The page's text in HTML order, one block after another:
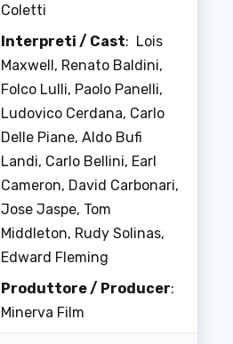
Coletti
Interpreti / Cast: Lois
Maxwell, Renato Baldini,
Folco Lulli, Paolo Panelli,
Ludovico Cerdana, Carlo
Delle Piane, Aldo Bufi
Landi, Carlo Bellini, Earl
Cameron, David Carbonari,
Jose Jaspe, Tom
Middleton, Rudy Solinas,
Edward Fleming
Produttore / Producer:
Minerva Film